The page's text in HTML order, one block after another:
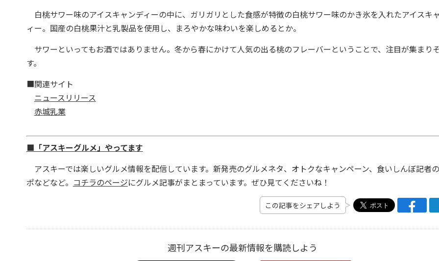
白桃サワー味のアイスキャンディーの中に、ガリガリとした食感が特徴の白桃サワー味のかき氷を入れたアイスキ
ィー。国産の白桃果汁と乳製品を使用し、まろやかな味わいを楽しめるとか。
サワーといってもお酒ではありません。冬から春にかけて人気の出る桃のフレーバーということで、注目が集まり
す。
■関連サイト
ニュースリリース
赤城乳業
■「アスキーグルメ」やってます
アスキーでは楽しいグルメ情報を配信しています。新発売のグルメネタ、オトクなキャンペーン、食いしんぼ記者
ポなどなど。 コチラのページにグルメ記事がまとまっています。ぜひ見てくださいね！
この記事をシェアしよう
週刊アスキーの最新情報を購読しよう